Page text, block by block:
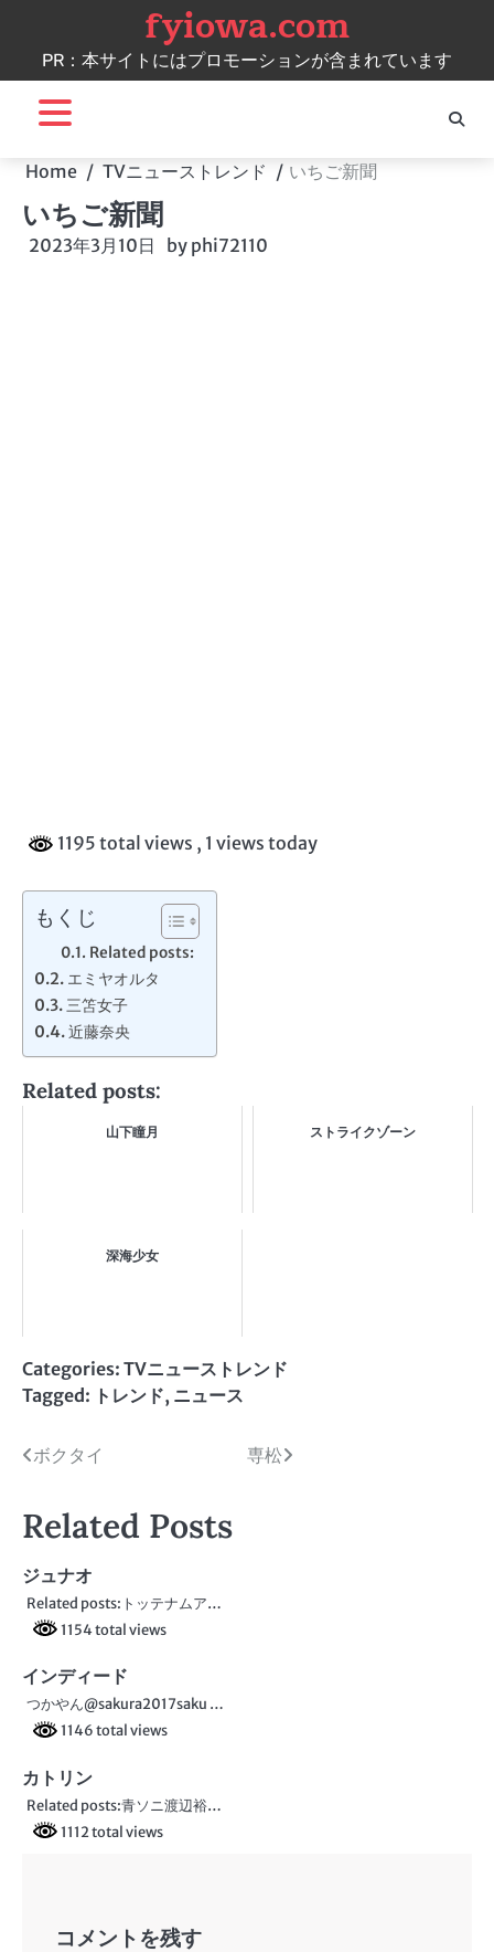
content
fyiowa.com
PR：本サイトにはプロモーションが含まれています
Home TVニューストレンド いちご新聞
いちご新聞
2023年3月10日 by phi72110
1195 total views , 1 views today
もくじ
Related posts:
エミヤオルタ
三笘女子
近藤奈央
Related posts:
山下瞳月 ストライクゾーン
深海少女
Categories: TVニューストレンド
Tagged: トレンド, ニュース
投
ナ
ビ
ゲ
シ
ョ
ン
ボクタイ 専松
Related Posts
ジュナオ
Related posts:トッテナムア…
1154 total views
インディード
つかやん@sakura2017saku …
1146 total views
カトリン
Related posts:青ソニ渡辺裕…
1112 total views
コメントを残す